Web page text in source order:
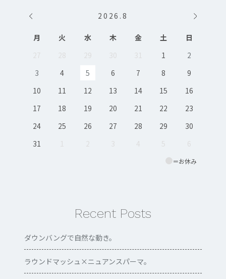
2026 .8
＝お休み
月 火 水 木 金 土
日
27
28 29 30 31 1
2
3
4 5 6 7 8
9
10
11 12 13 14 15
16
17
18 19 20 21 22
23
24
25 26 27 28 29
30
31
1 2 3 4 5 6
Recent Posts
ダウンバングで自然な動き。
ラウンドマッシュ×ニュアンスパーマ。